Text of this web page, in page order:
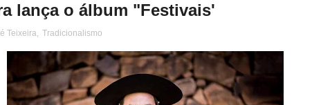
lança o álbum "Festivais'
Teixeira, Tradicionalismo